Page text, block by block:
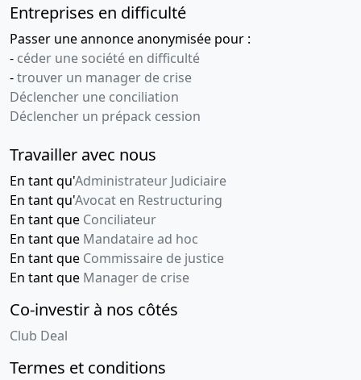
Entreprises en difficulté
Passer une annonce anonymisée pour :
- céder une société en difficulté
-trouver un manager de crise
Déclencher une conciliation
Déclencher un prépack cession
Travailler avec nous
En tant qu'Administrateur Judiciaire
En tant qu'Avocat en Restructuring
En tant que Conciliateur
En tant que Mandataire ad hoc
En tant que Commissaire de justice
En tant que Manager de crise
Co-investir à nos côtés
Club Deal
Termes et conditions